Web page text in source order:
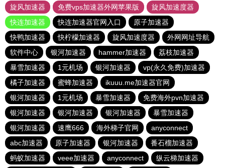
旋风加速器
免费vps加速器外网苹果版
旋风加速度器
快连加速器
快连加速器官网入口
原子加速器
快鸭加速器
快柠檬加速器 旋风加速度器
外网网址导航
软件中心
银河加速器 hammer加速器
荔枝加速器
暴雪加速器
1元机场 银河加速器
vp(永久免费)加速器
橘子加速器
蜜蜂加速器
ikuuu.me加速器官网
银河加速器
1元机场 暴雪加速器
免费海外pvn加速器
银河加速器
银河加速器 银河加速器
暴雪加速器
银河加速器
速鹰666 海外梯子官网
anyconnect
abc加速器
原子加速器 银河加速器
番石榴加速器
蚂蚁加速器
veee加速器 anyconnect 纵云梯加速器